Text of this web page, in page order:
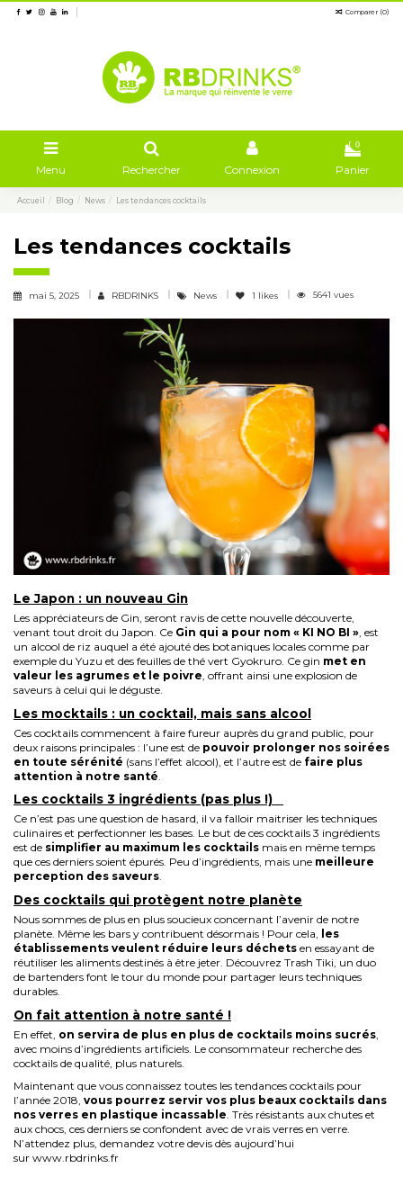
Comparer (0)
Menu Rechercher Connexion
0
Panier
Accueil Blog News Les tendances cocktails
Les tendances cocktails
mai 5, 2025 RBDRINKS News 1 likes 5641 vues
Le Japon : un nouveau Gin
Les appréciateurs de Gin, seront ravis de cette nouvelle découverte,
venant tout droit du Japon. Ce Gin qui a pour nom « KI NO BI », est
un alcool de riz auquel a été ajouté des botaniques locales comme par
exemple du Yuzu et des feuilles de thé vert Gyokruro. Ce gin met en
valeur les agrumes et le poivre, offrant ainsi une explosion de
saveurs à celui qui le déguste.
Les mocktails : un cocktail, mais sans alcool
Ces cocktails commencent à faire fureur auprès du grand public, pour
deux raisons principales : l’une est de pouvoir prolonger nos soirées
en toute sérénité (sans l’effet alcool), et l’autre est de faire plus
attention à notre santé
Les cocktails 3 ingrédients (pas plus !)
Ce n’est pas une question de hasard, il va falloir maitriser les techniques
culinaires et perfectionner les bases. Le but de ces cocktails 3 ingrédients
est de simplifier au maximum les cocktails mais en même temps
que ces derniers soient épurés. Peu d’ingrédients, mais une meilleure
perception des saveurs.
Des cocktails qui protègent notre planète
Nous sommes de plus en plus soucieux concernant l’avenir de notre
planète. Même les bars y contribuent désormais ! Pour cela, les
établissements veulent réduire leurs déchets en essayant de
réutiliser les aliments destinés à être jeter. Découvrez Trash Tiki, un duo
de bartenders font le tour du monde pour partager leurs techniques
durables.
On fait attention à notre santé !
En effet, on servira de plus en plus de cocktails moins sucrés
avec moins d’ingrédients artificiels. Le consommateur recherche des
cocktails de qualité, plus naturels.
Maintenant que vous connaissez toutes les tendances cocktails pour
l’année 2018, vous pourrez servir vos plus beaux cocktails dans
nos verres en plastique incassable. Très résistants aux chutes et
aux chocs, ces derniers se confondent avec de vrais verres en verre.
N’attendez plus, demandez votre devis dès aujourd’hui
sur www.rbdrinks.fr